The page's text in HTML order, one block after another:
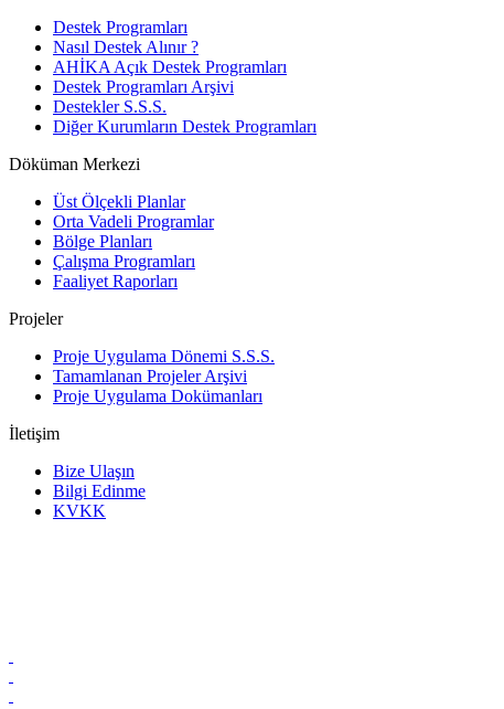
Destek Programları
Nasıl Destek Alınır ?
AHİKA Açık Destek Programları
Destek Programları Arşivi
Destekler S.S.S.
Diğer Kurumların Destek Programları
Döküman Merkezi
Üst Ölçekli Planlar
Orta Vadeli Programlar
Bölge Planları
Çalışma Programları
Faaliyet Raporları
Projeler
Proje Uygulama Dönemi S.S.S.
Tamamlanan Projeler Arşivi
Proje Uygulama Dokümanları
İletişim
Bize Ulaşın
Bilgi Edinme
KVKK